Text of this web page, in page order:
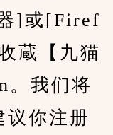
]或[Firef
蔵【九猫
。我们将
议你注册